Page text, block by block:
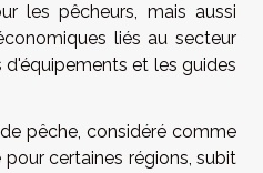
les pêcheurs, mais aussi
liés au secteur
et les guides
pêche, considéré comme
certaines régions, subit